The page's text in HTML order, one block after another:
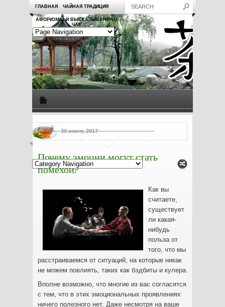
ГЛАВНАЯ ЧАЙНАЯ ТРАДИЦИЯ
АФОРИЗМЫ И ВЫСКАЗЫВАНИЯ О
ЧАЕ
Рецепты с чаем Полезные свойства чая
30 июня, 2017
Почему эмоции могут стать
помехой?
Как вы
считаете,
существует
ли какая-
нибудь
польза от
того, что мы
расстраиваемся от ситуаций, на которые никак
не можем повлиять, таких как бэдбиты и кулера.
Вполне возможно, что многие из вас согласятся
с тем, что в этих эмоциональных проявлениях
ничего полезного нет. Даже несмотря на ваше